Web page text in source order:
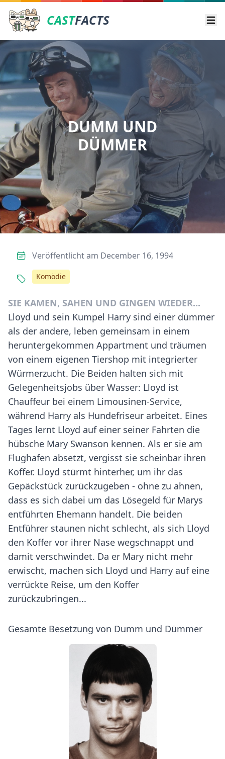
CASTFACTS
DUMM UND
DÜMMER
SIE KAMEN, SAHEN UND GINGEN WIEDER...
Lloyd und sein Kumpel Harry sind einer dümmer
als der andere, leben gemeinsam in einem
heruntergekommen Appartment und träumen
von einem eigenen Tiershop mit integrierter
Würmerzucht. Die Beiden halten sich mit
Gelegenheitsjobs über Wasser: Lloyd ist
Chauffeur bei einem Limousinen-Service,
während Harry als Hundefriseur arbeitet. Eines
Tages lernt Lloyd auf einer seiner Fahrten die
hübsche Mary Swanson kennen. Als er sie am
Flughafen absetzt, vergisst sie scheinbar ihren
Koffer. Lloyd stürmt hinterher, um ihr das
Gepäckstück zurückzugeben - ohne zu ahnen,
dass es sich dabei um das Lösegeld für Marys
entführten Ehemann handelt. Die beiden
Entführer staunen nicht schlecht, als sich Lloyd
den Koffer vor ihrer Nase wegschnappt und
damit verschwindet. Da er Mary nicht mehr
erwischt, machen sich Lloyd und Harry auf eine
verrückte Reise, um den Koffer
zurückzubringen...
Gesamte Besetzung von Dumm und Dümmer
Veröffentlicht am December 16, 1994
Komödie